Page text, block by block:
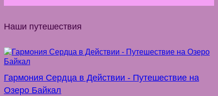
Наши путешествия
Гармония Сердца в Действии - Путешествие на
Озеро Байкал